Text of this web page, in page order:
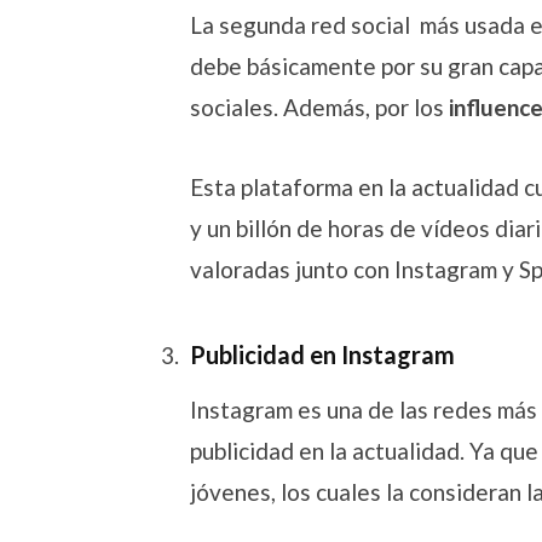
La segunda red social más usada
debe básicamente por su gran
sociales. Además, por los
Esta plataforma en la actualidad
y un billón de horas de vídeos
valoradas junto con Instagram y
Publicidad en Instagram
Instagram es una de las redes
publicidad en la actualidad. Ya
jóvenes, los cuales la consideran